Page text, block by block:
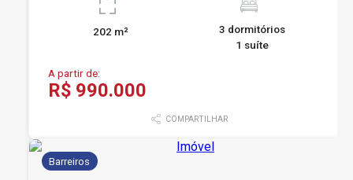
202 m²
3 dormitórios
1 suíte
A partir de:
R$ 990.000
COMPARTILHAR
Barreiros